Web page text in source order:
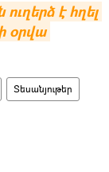
է հղել
օրվա
Տեսանյութեր